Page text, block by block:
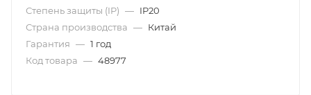
Степень защиты (IP) — IP20
Страна производства — Китай
Гарантия — 1 год
Код товара — 48977